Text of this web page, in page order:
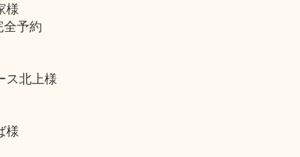
様
予約
ス北上様
様